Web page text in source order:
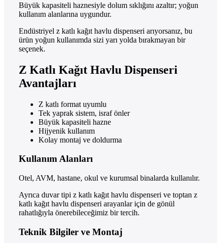
Büyük kapasiteli haznesiyle dolum sıklığını azaltır; yoğun
kullanım alanlarına uygundur.
Endüstriyel z katlı kağıt havlu dispenseri arıyorsanız, bu
ürün yoğun kullanımda sizi yarı yolda bırakmayan bir
seçenek.
Z Katlı Kağıt Havlu Dispenseri
Avantajları
Z katlı format uyumlu
Tek yaprak sistem, israf önler
Büyük kapasiteli hazne
Hijyenik kullanım
Kolay montaj ve doldurma
Kullanım Alanları
Otel, AVM, hastane, okul ve kurumsal binalarda kullanılır.
Ayrıca duvar tipi z katlı kağıt havlu dispenseri ve toptan z
katlı kağıt havlu dispenseri arayanlar için de gönül
rahatlığıyla önerebileceğimiz bir tercih.
Teknik Bilgiler ve Montaj